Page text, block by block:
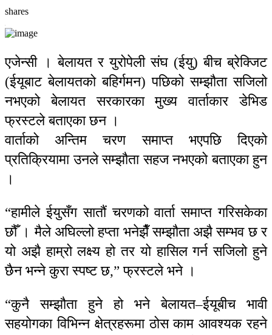
shares
एजेन्सी । बेलायत र युरोपेली संघ (ईयु) बीच ब्रेक्जिट
(ईयूबाट बेलायतको बहिर्गमन) पछिको सम्झौता सजिलो
नभएको बेलायत सरकारका मुख्य वार्ताकार डेभिड
फ्रस्टले बताएका छन ।
वार्ताको अन्तिम चरण समाप्त भएपछि दिएको
प्रतिक्रियामा उनले सम्झौता सहज नभएको बताएका हुन
।
“हामीले ईयुसँग सातौं चरणको वार्ता समाप्त गरिसकेका
छौँ । मैले अघिल्लो हप्ता भनेझैँ सम्झौता अझै सम्भव छ र
यो अझै हाम्रो लक्ष्य हो तर यो हासिल गर्न सजिलो हुने
छैन भन्ने कुरा स्पष्ट छ,” फ्रस्टले भने ।
“कुनै सम्झौता हुने हो भने बेलायत–ईयूबीच भावी
सहयोगका विभिन्न क्षेत्रहरूमा ठोस काम आवश्यक रहने